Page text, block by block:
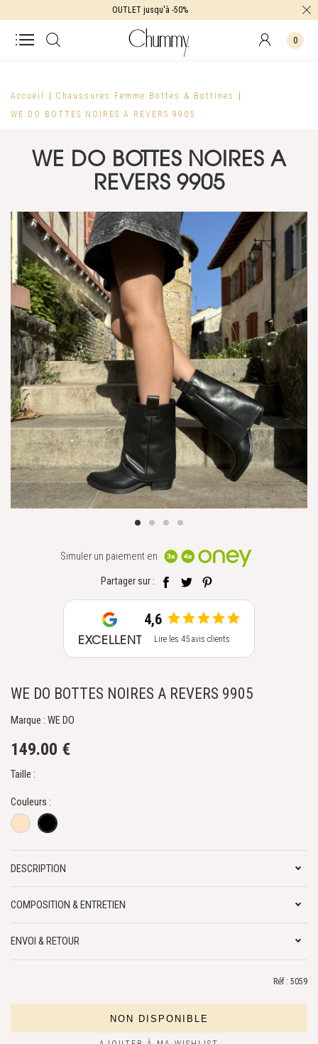
OUTLET jusqu'à -50%
0
Accueil Chaussures Femme Bottes & Bottines
WE DO BOTTES NOIRES A REVERS 9905
WE DO BOTTES NOIRES A
REVERS 9905
Simuler un paiement en
Partager sur :
EXCELLENT
4,6
Lire les 45 avis clients
WE DO BOTTES NOIRES A REVERS 9905
Marque : WE DO
149.00 €
Taille :
Couleurs :
DESCRIPTION
COMPOSITION & ENTRETIEN
ENVOI & RETOUR
Réf : 5059